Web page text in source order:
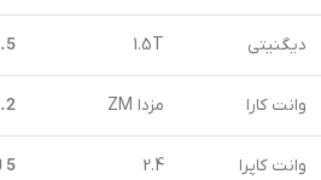
دیگنیتی 1.5T
4.5
وانت کارا مزدا ZM 3.2
وانت کاپرا 2.4 5 لیتر